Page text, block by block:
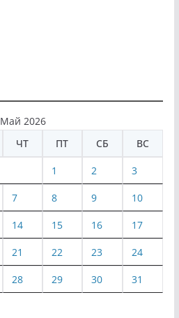
Май 2026
ЧТ ПТ СБ ВС
1 2 3
7 8 9 10
14 15 16 17
21 22 23 24
28 29 30 31